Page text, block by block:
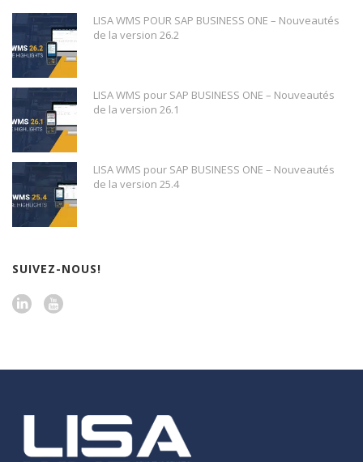
LISA WMS POUR SAP BUSINESS ONE – Nouveautés
de la version 26.2
LISA WMS pour SAP BUSINESS ONE – Nouveautés
de la version 26.1
LISA WMS pour SAP BUSINESS ONE – Nouveautés
de la version 25.4
SUIVEZ-NOUS!